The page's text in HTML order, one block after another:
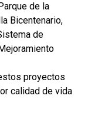
de la
Bicentenario,
de
proyectos
calidad de vida